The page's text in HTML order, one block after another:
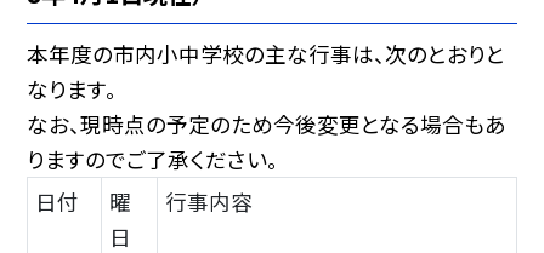
本年度の市内小中学校の主な行事は、次のとおりと
なります。
なお、現時点の予定のため今後変更となる場合もあ
りますのでご了承ください。
日付
曜
日
行事内容